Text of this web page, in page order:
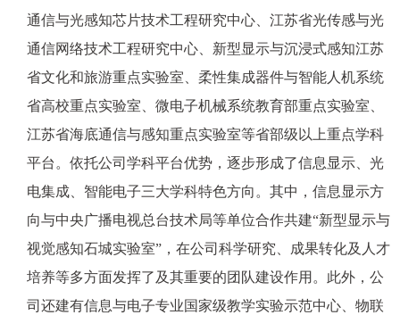
通信与光感知芯片技术工程研究中心、江苏省光传感与光
通信网络技术工程研究中心、新型显示与沉浸式感知江苏
省文化和旅游重点实验室、柔性集成器件与智能人机系统
省高校重点实验室、微电子机械系统教育部重点实验室、
江苏省海底通信与感知重点实验室等省部级以上重点学科
平台。依托公司学科平台优势，逐步形成了信息显示、光
电集成、智能电子三大学科特色方向。其中，信息显示方
向与中央广播电视总台技术局等单位合作共建“新型显示与
视觉感知石城实验室”，在公司科学研究、成果转化及人才
培养等多方面发挥了及其重要的团队建设作用。此外，公
司还建有信息与电子专业国家级教学实验示范中心、物联